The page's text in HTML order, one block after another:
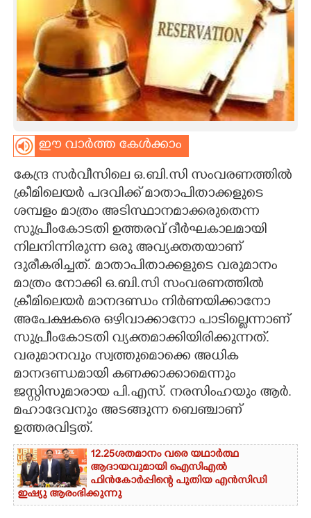
INFO+
ART
ASTRO
CARTOONS
LITERATURE
ZOOM
CONTACT US
ഈ വാർത്ത കേൾക്കാം
കേന്ദ്ര സർവീസിലെ ഒ.ബി.സി സംവരണത്തിൽ
ക്രീമിലെയർ പദവിക്ക് മാതാപിതാക്കളുടെ
ശമ്പളം മാത്രം അടിസ്ഥാനമാക്കരുതെന്ന
സുപ്രീംകോടതി ഉത്തരവ് ദീർഘകാലമായി
നിലനിന്നിരുന്ന ഒരു അവ്യക്തതയാണ്
ദുരീകരിച്ചത്. മാതാപിതാക്കളുടെ വരുമാനം
മാത്രം നോക്കി ഒ.ബി.സി സംവരണത്തിൽ
ക്രീമിലെയർ മാനദണ്ഡം നിർണയിക്കാനോ
അപേക്ഷകരെ ഒഴിവാക്കാനോ പാടില്ലെന്നാണ്
സുപ്രീംകോടതി വ്യക്തമാക്കിയിരിക്കുന്നത്.
വരുമാനവും സ്വത്തുമൊക്കെ അധിക
മാനദണ്ഡമായി കണക്കാക്കാമെന്നും
ജസ്റ്റിസുമാരായ പി.എസ്. നരസിംഹയും ആർ.
മഹാദേവനും അടങ്ങുന്ന ബെഞ്ചാണ്
ഉത്തരവിട്ടത്.
12.25ശതമാനം വരെ യഥാർത്ഥ
ആദായവുമായി ഐസിഎൽ
ഫിൻകോർപ്പിന്റെ പുതിയ എൻസിഡി
ഇഷ്യു ആരംഭിക്കുന്നു